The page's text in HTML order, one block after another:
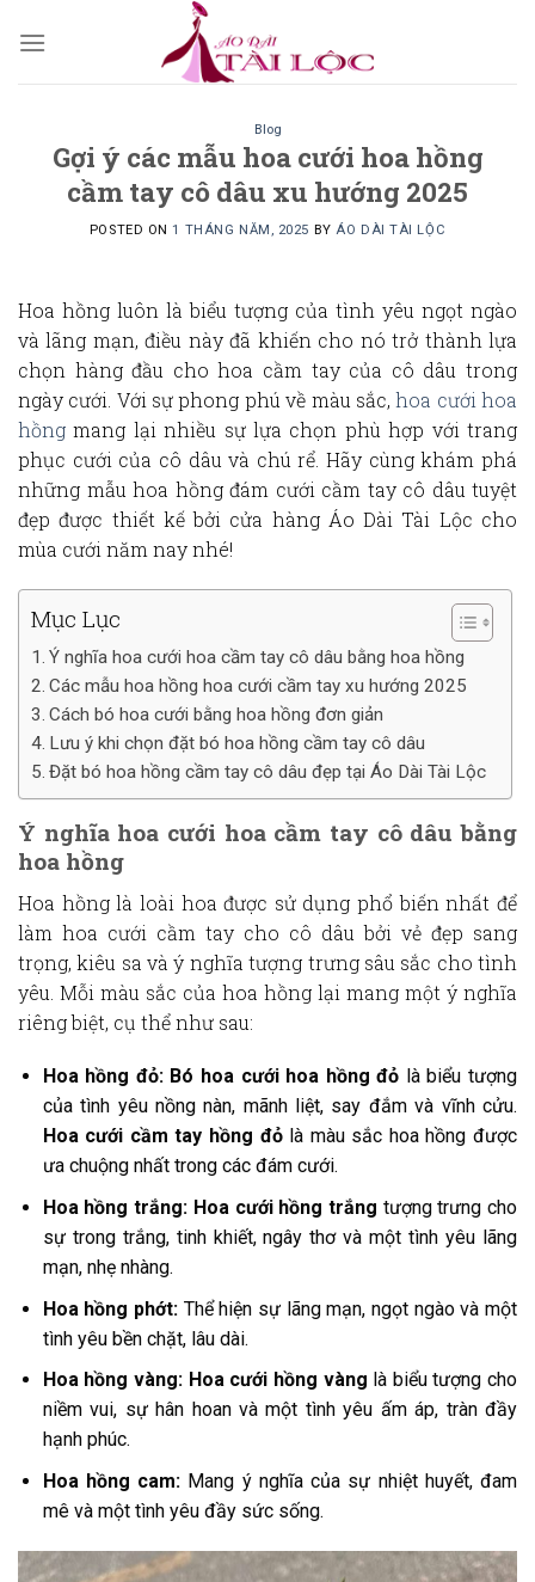
Blog
Gợi ý các mẫu hoa cưới hoa hồng
cầm tay cô dâu xu hướng 2025
POSTED ON1 THÁNG NĂM, 2025 BYÁO DÀI TÀI LỘC
Hoa hồng luôn là biểu tượng của tình yêu ngọt ngào
và lãng mạn, điều này đã khiến cho nó trở thành lựa
chọn hàng đầu cho hoa cầm tay của cô dâu trong
ngày cưới. Với sự phong phú về màu sắc,hoa cưới hoa
hồng mang lại nhiều sự lựa chọn phù hợp với trang
phục cưới của cô dâu và chú rể. Hãy cùng khám phá
những mẫu hoa hồng đám cưới cầm tay cô dâu tuyệt
đẹp được thiết kế bởi cửa hàng Áo Dài Tài Lộc cho
mùa cưới năm nay nhé!
Mục Lục
Ý nghĩa hoa cưới hoa cầm tay cô dâu bằng hoa hồng
Các mẫu hoa hồng hoa cưới cầm tay xu hướng 2025
Cách bó hoa cưới bằng hoa hồng đơn giản
Lưu ý khi chọn đặt bó hoa hồng cầm tay cô dâu
Đặt bó hoa hồng cầm tay cô dâu đẹp tại Áo Dài Tài Lộc
Ý nghĩa hoa cưới hoa cầm tay cô dâu bằng
hoa hồng
Hoa hồng là loài hoa được sử dụng phổ biến nhất để
làm hoa cưới cầm tay cho cô dâu bởi vẻ đẹp sang
trọng, kiêu sa và ý nghĩa tượng trưng sâu sắc cho tình
yêu. Mỗi màu sắc của hoa hồng lại mang một ý nghĩa
riêng biệt, cụ thể như sau:
Hoa hồng đỏ: Bó hoa cưới hoa hồng đỏ là biểu tượng
của tình yêu nồng nàn, mãnh liệt, say đắm và vĩnh cửu.
Hoa cưới cầm tay hồng đỏlà màu sắc hoa hồng được
ưa chuộng nhất trong các đám cưới.
Hoa hồng trắng: Hoa cưới hồng trắng tượng trưng cho
sự trong trắng, tinh khiết, ngây thơ và một tình yêu lãng
mạn, nhẹ nhàng.
Hoa hồng phớt: Thể hiện sự lãng mạn, ngọt ngào và một
tình yêu bền chặt, lâu dài.
Hoa hồng vàng: Hoa cưới hồng vàng là biểu tượng cho
niềm vui, sự hân hoan và một tình yêu ấm áp, tràn đầy
hạnh phúc.
Hoa hồng cam: Mang ý nghĩa của sự nhiệt huyết, đam
mê và một tình yêu đầy sức sống.